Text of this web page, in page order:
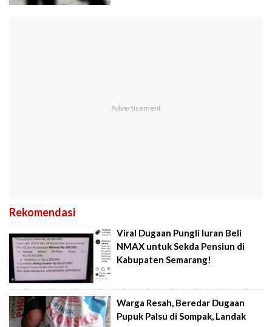
Rekomendasi
Viral Dugaan Pungli Iuran Beli
NMAX untuk Sekda Pensiun di
Kabupaten Semarang!
Warga Resah, Beredar Dugaan
Pupuk Palsu di Sompak, Landak